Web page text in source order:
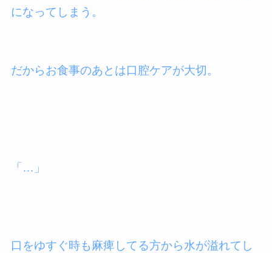
になってしまう。
だからお食事のあとは口腔ケアが大切。
「…」
口をゆすぐ時も麻痺してる方から水が溢れてし